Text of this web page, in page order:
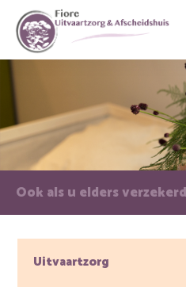
Ook als u elders
Uitvaartzorg